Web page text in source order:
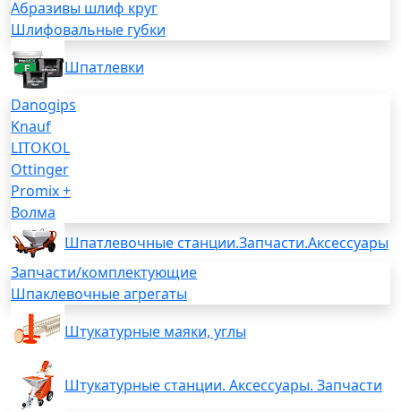
Абразивы шлиф круг
Шлифовальные губки
Шпатлевки
Danogips
Knauf
LITOKOL
Ottinger
Promix +
Волма
Шпатлевочные станции.Запчасти.Аксессуары
Запчасти/комплектующие
Шпаклевочные агрегаты
Штукатурные маяки, углы
Штукатурные станции. Аксессуары. Запчасти